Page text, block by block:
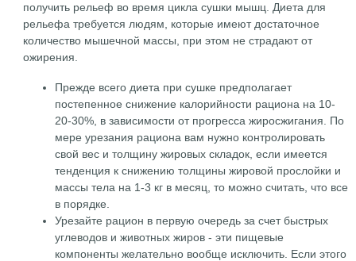
получить рельеф во время цикла сушки мышц. Диета для
рельефа требуется людям, которые имеют достаточное
количество мышечной массы, при этом не страдают от
ожирения.
Прежде всего диета при сушке предполагает
постепенное снижение калорийности рациона на 10-
20-30%, в зависимости от прогресса жиросжигания. По
мере урезания рациона вам нужно контролировать
свой вес и толщину жировых складок, если имеется
тенденция к снижению толщины жировой прослойки и
массы тела на 1-3 кг в месяц, то можно считать, что все
в порядке.
Урезайте рацион в первую очередь за счет быстрых
углеводов и животных жиров - эти пищевые
компоненты желательно вообще исключить. Если этого